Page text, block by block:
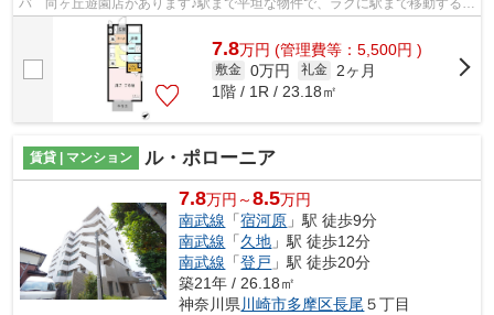
バ 向ヶ丘遊園店があります♪駅まで平坦な物件で、ラクに駅まで移動するこ
とができます♪こちらの物件はアパー...
7.8万円 (管理費等：5,500円 )
敷金 0万円 礼金
2ヶ月
1階 / 1R / 23.18㎡
賃貸 | マンション ル・ポローニア
7.8万円～8.5万円
南武線 「宿河原 」駅 徒歩9分
南武線 「久地 」駅 徒歩12分
南武線 「登戸 」駅 徒歩20分
築21年 / 26.18㎡
神奈川県 川崎市多摩区長尾 ５丁目